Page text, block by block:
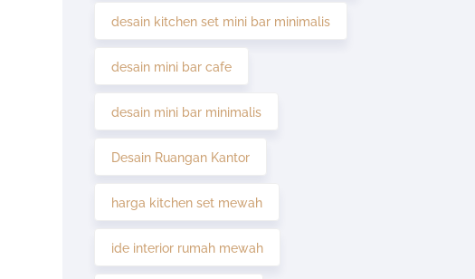
desain kitchen set mini bar minimalis
desain mini bar cafe
desain mini bar minimalis
Desain Ruangan Kantor
harga kitchen set mewah
ide interior rumah mewah